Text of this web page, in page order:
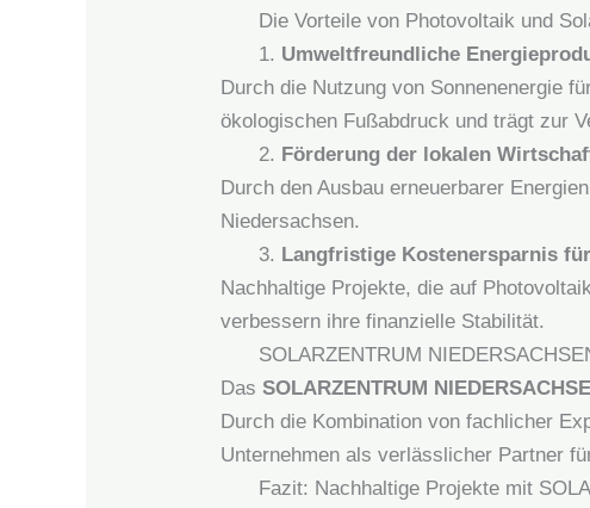
Die Vorteile von Photovoltaik und
1. Umweltfreundliche
Durch die Nutzung von Sonnenenergie
ökologischen Fußabdruck und trägt zur
2. Förderung der lokalen
Durch den Ausbau erneuerbarer
Niedersachsen.
3. Langfristige Kostenersparnis
Nachhaltige Projekte, die auf
verbessern ihre finanzielle Stabilität.
SOLARZENTRUM
DasSOLARZENTRUM
Durch die Kombination von fachlicher
Unternehmen als verlässlicher Partner
Fazit: Nachhaltige Projekte mit